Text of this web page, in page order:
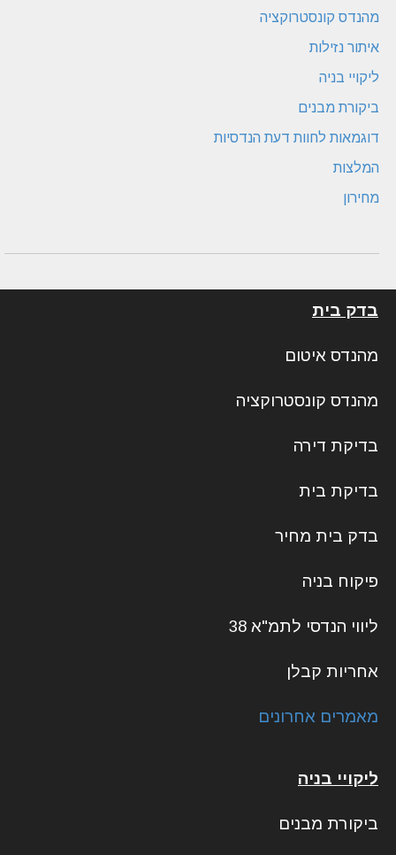
מהנדס קונסטרוקציה
איתור נזילות
ליקויי בניה
ביקורת מבנים
דוגמאות לחוות דעת הנדסיות
המלצות
מחירון
בדק בית
מהנדס איטום
מהנדס קונסטרוקציה
בדיקת דירה
בדיקת בית
בדק בית מחיר
פיקוח בניה
ליווי הנדסי לתמ"א 38
אחריות קבלן
מאמרים אחרונים
ליקויי בניה
ביקורת מבנים